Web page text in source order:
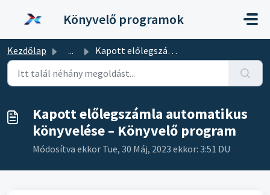
Könyvelő programok
Kezdőlap ... Kapott előlegszámla automatikus könyvelése – Könyvelő pro...
Kapott előlegszámla automatikus
könyvelése – Könyvelő program
Módosítva ekkor Tue, 30 Máj, 2023 ekkor: 3:51 DU